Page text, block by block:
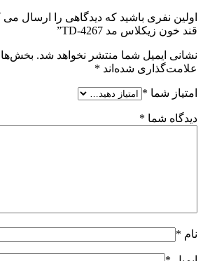
اولین نفری باشید که دیدگاهی را ارسال می
قند خون زیکلاس مد TD-4267”
نشانی ایمیل شما منتشر نخواهد شد.
علامت‌گذاری شده‌اند *
امتیاز شما *
دیدگاه شما *
نام *